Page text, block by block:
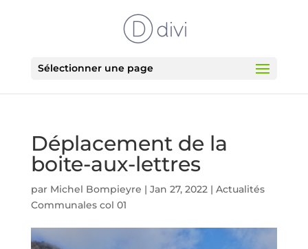
Sélectionner une page
Déplacement de la
boite-aux-lettres
par Michel Bompieyre | Jan 27, 2022| Actualités
Communales col 01